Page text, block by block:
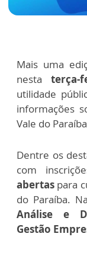
Mais uma
nestaterça-
utilidade
informações
Vale do
Dentre os
com
abertas para
do Paraíba.
Análise e
Gestão